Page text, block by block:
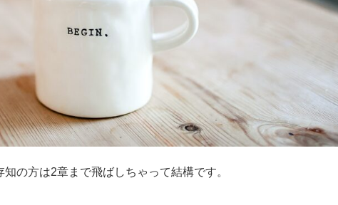
の方は2章まで飛ばしちゃって結構です。